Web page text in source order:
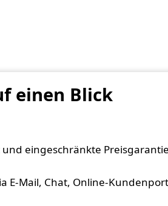
einen Blick
und eingeschränkte
E-Mail, Chat, Online-